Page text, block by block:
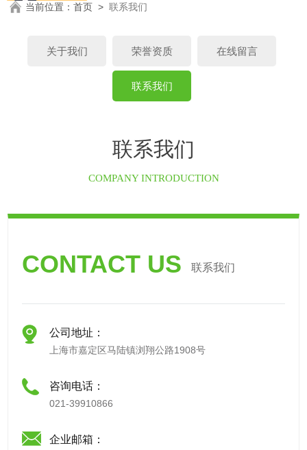
当前位置：首页 >联系我们
关于我们 荣誉资质 在线留言
联系我们
联系我们
COMPANY INTRODUCTION
CONTACT US 联系我们
公司地址：
上海市嘉定区马陆镇浏翔公路1908号
咨询电话：
021-39910866
企业邮箱：